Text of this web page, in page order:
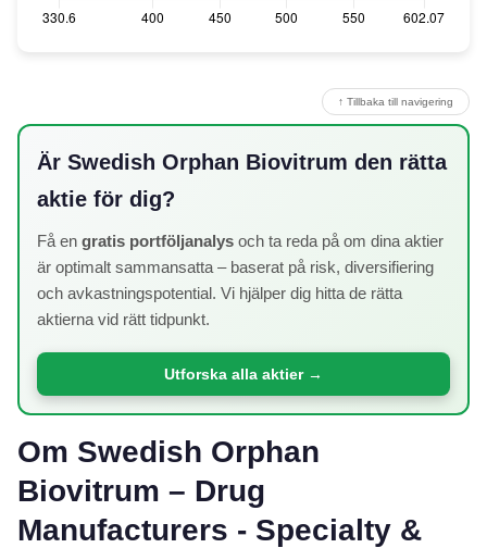
↑ Tillbaka till navigering
Är Swedish Orphan Biovitrum den rätta
aktie för dig?
Få en gratis portföljanalys och ta reda på om dina aktier
är optimalt sammansatta – baserat på risk, diversifiering
och avkastningspotential. Vi hjälper dig hitta de rätta
aktierna vid rätt tidpunkt.
Utforska alla aktier →
Om Swedish Orphan
Biovitrum – Drug
Manufacturers - Specialty &